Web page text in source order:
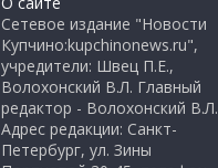
Сетевое издание "Новости
Купчино:kupchinonews.ru",
учредители: Швец П.Е.,
Волохонский В.Л. Главный
редактор - Волохонский В.Л.
Адрес редакции: Санкт-
Петербург, ул. Зины